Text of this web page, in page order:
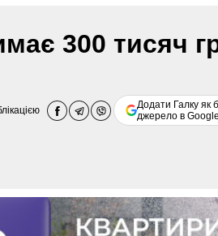
300 тисяч
Додати Галку як
джерело в Google